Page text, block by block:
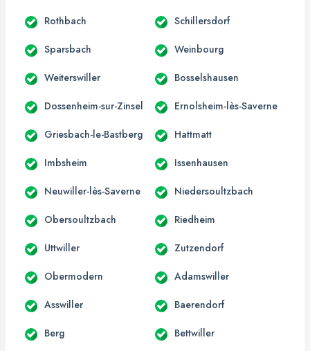
Rothbach Schillersdorf
Sparsbach Weinbourg
Weiterswiller Bosselshausen
Dossenheim-sur-Zinsel Ernolsheim-lès-Saverne
Griesbach-le-Bastberg Hattmatt
Imbsheim Issenhausen
Neuwiller-lès-Saverne Niedersoultzbach
Obersoultzbach Riedheim
Uttwiller Zutzendorf
Obermodern Adamswiller
Asswiller Baerendorf
Berg Bettwiller